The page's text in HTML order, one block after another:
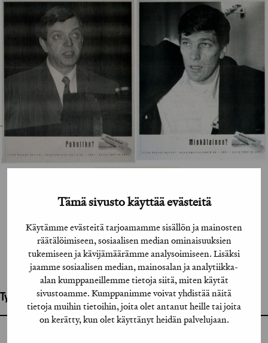
Tämä sivusto käyttää evästeitä
Käytämme evästeitä tarjoamamme sisällön ja mainosten
räätälöimiseen, sosiaalisen median ominaisuuksien
tukemiseen ja kävijämäärämme analysoimiseen. Lisäksi
jaamme sosiaalisen median, mainosalan ja analytiikka-
alan kumppaneillemme tietoja siitä, miten käytät
sivustoamme. Kumppanimme voivat yhdistää näitä
tietoja muihin tietoihin, joita olet antanut heille tai joita
on kerätty, kun olet käyttänyt heidän palvelujaan.
Työhön osallistuneet henkilöt / tahot: